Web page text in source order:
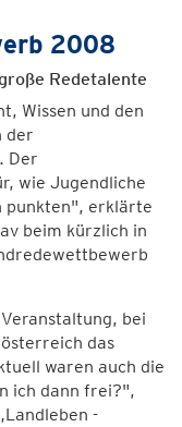
2008
Redetalente
Wissen und den
der
Der
wie Jugendliche
punkten", erklärte
beim kürzlich in
bei
das
waren auch die
ich dann frei?",
-